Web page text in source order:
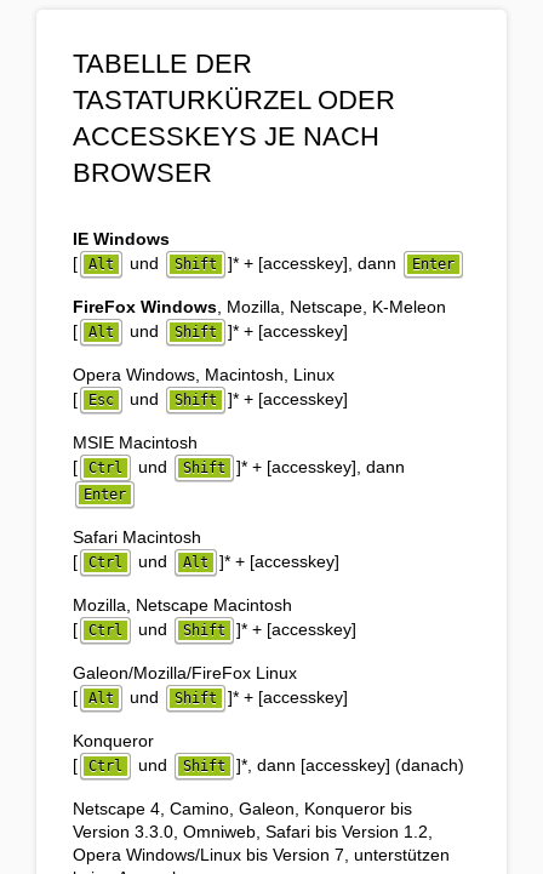
TABELLE DER
TASTATURKÜRZEL ODER
ACCESSKEYS JE NACH
BROWSER
IE Windows
[
Alt und Shift ]* + [accesskey], dann Enter
FireFox Windows , Mozilla, Netscape, K-Meleon
[
Alt und Shift ]* + [accesskey]
Opera Windows, Macintosh, Linux
[
Esc und Shift ]* + [accesskey]
MSIE Macintosh
[
Ctrl und Shift ]* + [accesskey], dann
Enter
Safari Macintosh
[
Ctrl und Alt ]* + [accesskey]
Mozilla, Netscape Macintosh
[
Ctrl und Shift ]* + [accesskey]
Galeon/Mozilla/FireFox Linux
[
Alt und Shift ]* + [accesskey]
Konqueror
[
Ctrl und Shift ]* , dann [accesskey] (danach)
Netscape 4, Camino, Galeon, Konqueror bis
Version 3.3.0, Omniweb, Safari bis Version 1.2,
Opera Windows/Linux bis Version 7, unterstützen